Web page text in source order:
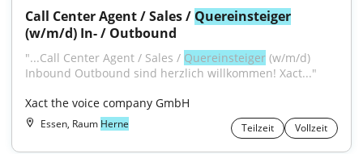
Call Center Agent / Sales / Quereinsteiger
(w/m/d) In- / Outbound
"...Call Center Agent / Sales / Quereinsteiger (w/m/d)
Inbound Outbound sind herzlich willkommen! Xact..."
Xact the voice company GmbH
Essen, Raum Herne Teilzeit Vollzeit